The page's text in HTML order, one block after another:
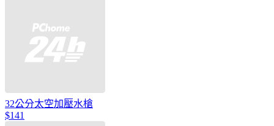
32公分太空加壓水槍
$141